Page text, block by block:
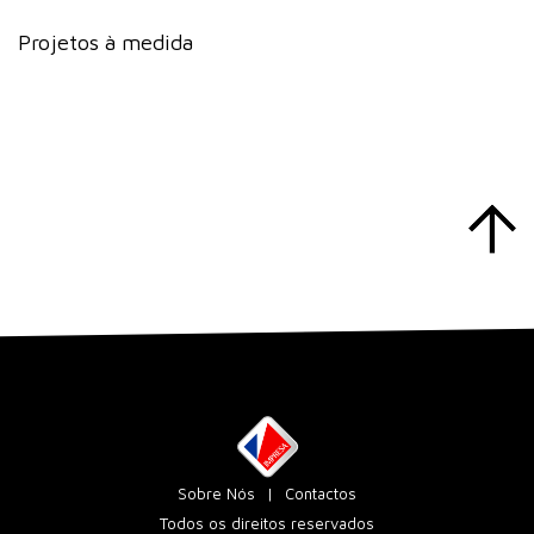
Projetos à medida
Sobre Nós
Contactos
Todos os direitos reservados